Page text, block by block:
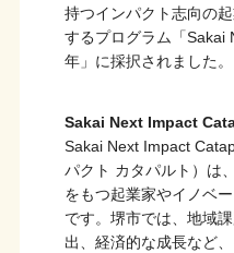
持つインパクト志向の
するプログラム「Sakai
年」に採択されました。
Sakai Next Impact
Sakai Next Impact
パクト カタパルト）は
をもつ起業家やイノベ
です。堺市では、地域
出、経済的な成長など